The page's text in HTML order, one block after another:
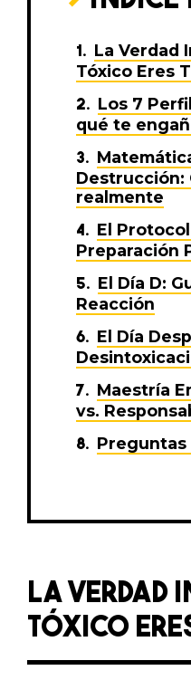
La Verdad
Tóxico Eres
Los 7
qué te
Destrucción:
realmente
El
Preparación
El Día D:
Reacción
El Día
Maestría
vs.
Preguntas
LA VERDAD
TÓXICO